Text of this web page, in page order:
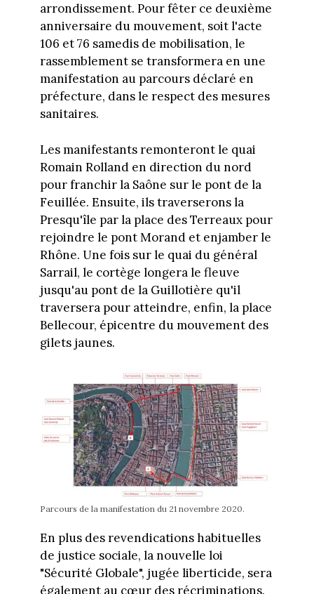
arrondissement. Pour fêter ce deuxième
anniversaire du mouvement, soit l'acte
106 et 76 samedis de mobilisation, le
rassemblement se transformera en une
manifestation au parcours déclaré en
préfecture, dans le respect des mesures
sanitaires.
Les manifestants remonteront le quai
Romain Rolland en direction du nord
pour franchir la Saône sur le pont de la
Feuillée. Ensuite, ils traverserons la
Presqu'île par la place des Terreaux pour
rejoindre le pont Morand et enjamber le
Rhône. Une fois sur le quai du général
Sarrail, le cortège longera le fleuve
jusqu'au pont de la Guillotière qu'il
traversera pour atteindre, enfin, la place
Bellecour, épicentre du mouvement des
gilets jaunes.
Parcours de la manifestation du 21 novembre 2020.
En plus des revendications habituelles
de justice sociale, la nouvelle loi
"Sécurité Globale", jugée liberticide, sera
également au cœur des récriminations.